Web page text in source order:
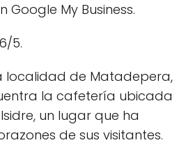
Google My Business.
5.
localidad de Matadepera,
la cafetería ubicada
un lugar que ha
de sus visitantes.